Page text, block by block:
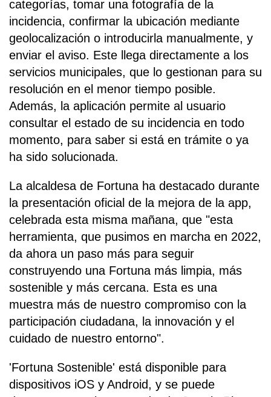
categorías, tomar una fotografía de la
incidencia, confirmar la ubicación mediante
geolocalización o introducirla manualmente, y
enviar el aviso. Este llega directamente a los
servicios municipales, que lo gestionan para su
resolución en el menor tiempo posible.
Además, la aplicación permite al usuario
consultar el estado de su incidencia en todo
momento, para saber si está en trámite o ya
ha sido solucionada.
La alcaldesa de Fortuna ha destacado durante
la presentación oficial de la mejora de la app,
celebrada esta misma mañana, que "esta
herramienta, que pusimos en marcha en 2022,
da ahora un paso más para seguir
construyendo una Fortuna más limpia, más
sostenible y más cercana. Esta es una
muestra más de nuestro compromiso con la
participación ciudadana, la innovación y el
cuidado de nuestro entorno".
'Fortuna Sostenible' está disponible para
dispositivos iOS y Android, y se puede